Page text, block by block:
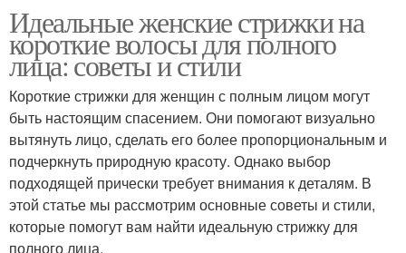
Идеальные женские стрижки на
короткие волосы для полного
лица: советы и стили
Короткие стрижки для женщин с полным лицом могут
быть настоящим спасением. Они помогают визуально
вытянуть лицо, сделать его более пропорциональным и
подчеркнуть природную красоту. Однако выбор
подходящей прически требует внимания к деталям. В
этой статье мы рассмотрим основные советы и стили,
которые помогут вам найти идеальную стрижку для
полного лица.